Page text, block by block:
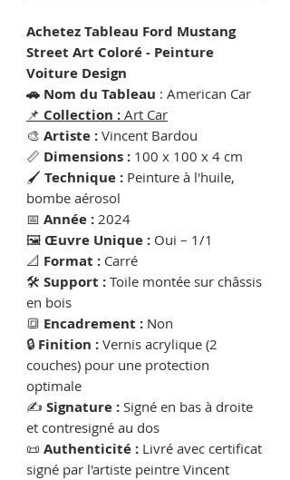
Achetez Tableau Ford Mustang
Street Art Coloré - Peinture
Voiture Design
🚗 Nom du Tableau : American Car
📌 Collection : Art Car
🎨 Artiste : Vincent Bardou
📏 Dimensions : 100 x 100 x 4 cm
🖌 Technique : Peinture à l'huile,
bombe aérosol
📅 Année : 2024
🖼 Œuvre Unique : Oui – 1/1
📐 Format : Carré
🛠 Support : Toile montée sur châssis
en bois
🔳 Encadrement : Non
🔒 Finition : Vernis acrylique (2
couches) pour une protection
optimale
✍️ Signature : Signé en bas à droite
et contresigné au dos
📜 Authenticité : Livré avec certificat
signé par l'artiste peintre Vincent